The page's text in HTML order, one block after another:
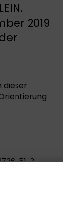
2019
dieser
51-3